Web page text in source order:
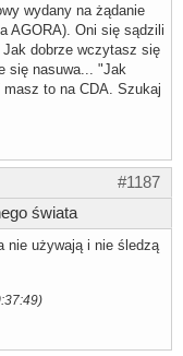
wydany na żądanie
AGORA). Oni się sądzili
Jak dobrze wczytasz się
się nasuwa... "Jak
to na CDA. Szukaj
#1187
świata
nie używają i nie śledzą